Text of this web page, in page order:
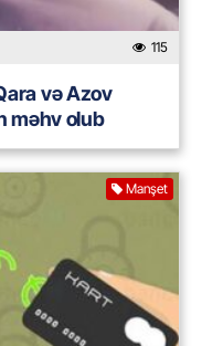
115
və Azov
məhv olub
Manşet